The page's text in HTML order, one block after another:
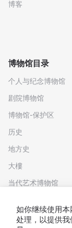
博客
博物馆目录
个人与纪念博物馆
剧院博物馆
博物馆-保护区
历史
地方史
大樓
当代艺术博物馆
如你继续使用
处理，以提供